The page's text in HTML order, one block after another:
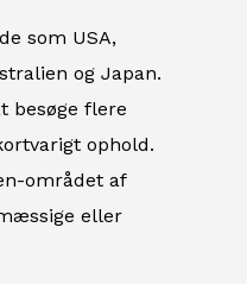
som USA,
og Japan.
besøge flere
ophold.
området af
eller